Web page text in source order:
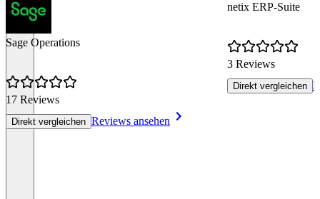
Sage Operations
17 Reviews
Direkt vergleichen Reviews ansehen
netix ERP-Suite
3 Reviews
Direkt vergleichen